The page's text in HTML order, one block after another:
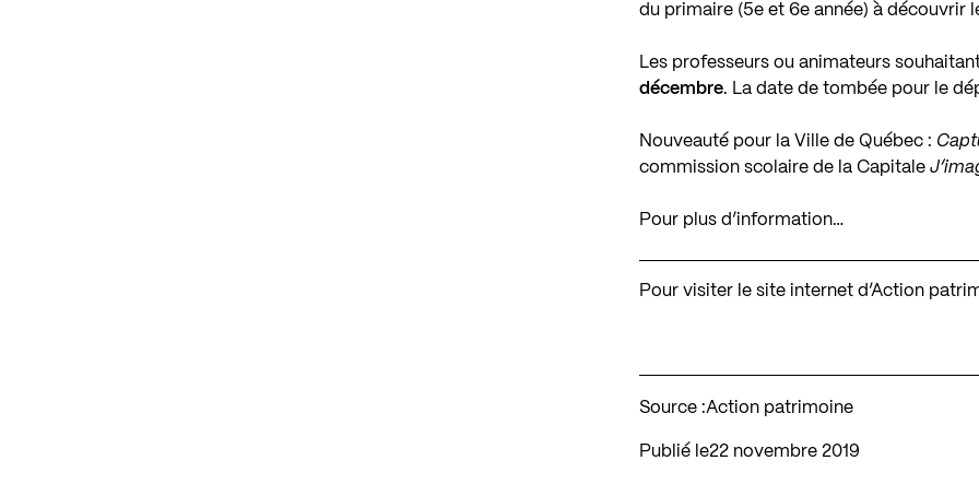
du primaire (5e et 6e année) à découvrir
Les professeurs ou animateurs
décembre. La date de tombée pour le
Nouveauté pour la Ville de Québec :
commission scolaire de la Capitale
Pour plus d’information…
Pour visiter le site internet d’Action
Source :Action patrimoine
Publié le 22 novembre 2019